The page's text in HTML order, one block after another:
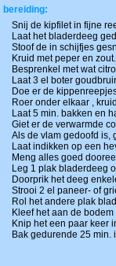
bereiding:
Snij de kipfilet in fijne
Laat het bladerdeeg
Stoof de in schijfjes
Kruid met peper en zout.
Besprenkel met wat
Laat 3 el boter
Doe er de
Roer onder elkaar ,
Laat 5 min. bakken en
Giet er de verwarmde
Als de vlam gedoofd is,
Laat indikken op een
Meng alles goed
Leg 1 plak bladerdeeg
Doorprik het deeg
Strooi 2 el paneer- of
Rol het andere plak
Kleef het aan de
Knip het een paar keer
Bak gedurende 25 min.